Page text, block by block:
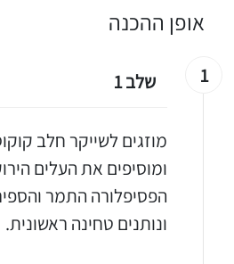
אופן ההכנה
1 שלב 1
מוזגים לשייקר חלב
ומוסיפים את העלים
הפסיפלורה התמר
ונותנים טחינה ראשונית.